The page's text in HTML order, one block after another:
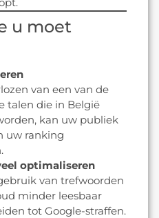
u moet
van een van de
talen die in België
kan uw publiek
uw ranking
optimaliseren
van trefwoorden
minder leesbaar
tot Google-straffen.